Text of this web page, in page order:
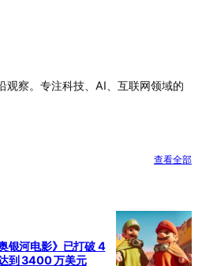
观察。专注科技、AI、互联网领域的
查看全部
银河电影》已打破 4
到 3400 万美元